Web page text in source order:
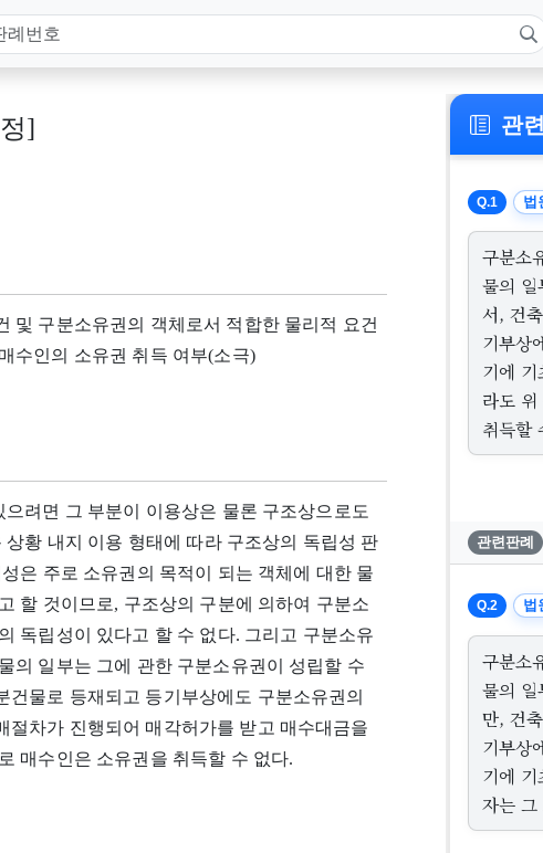
]
및 구분소유권의 객체로서 적합한 물리적 요건
수인의 소유권 취득 여부(소극)
려면 그 부분이 이용상은 물론 구조상으로도
황 내지 이용 형태에 따라 구조상의 독립성 판
은 주로 소유권의 목적이 되는 객체에 대한 물
할 것이므로, 구조상의 구분에 의하여 구분소
독립성이 있다고 할 수 없다. 그리고 구분소유
의 일부는 그에 관한 구분소유권이 성립할 수
물로 등재되고 등기부상에도 구분소유권의
차가 진행되어 매각허가를 받고 매수대금을
매수인은 소유권을 취득할 수 없다.
관
Q.1 법
구분소
물의 일
서, 건
기부상
기에
라도
취득할
관련판례
Q.2 법
구분소
물의 일
만, 건
기부상
기에
자는 그